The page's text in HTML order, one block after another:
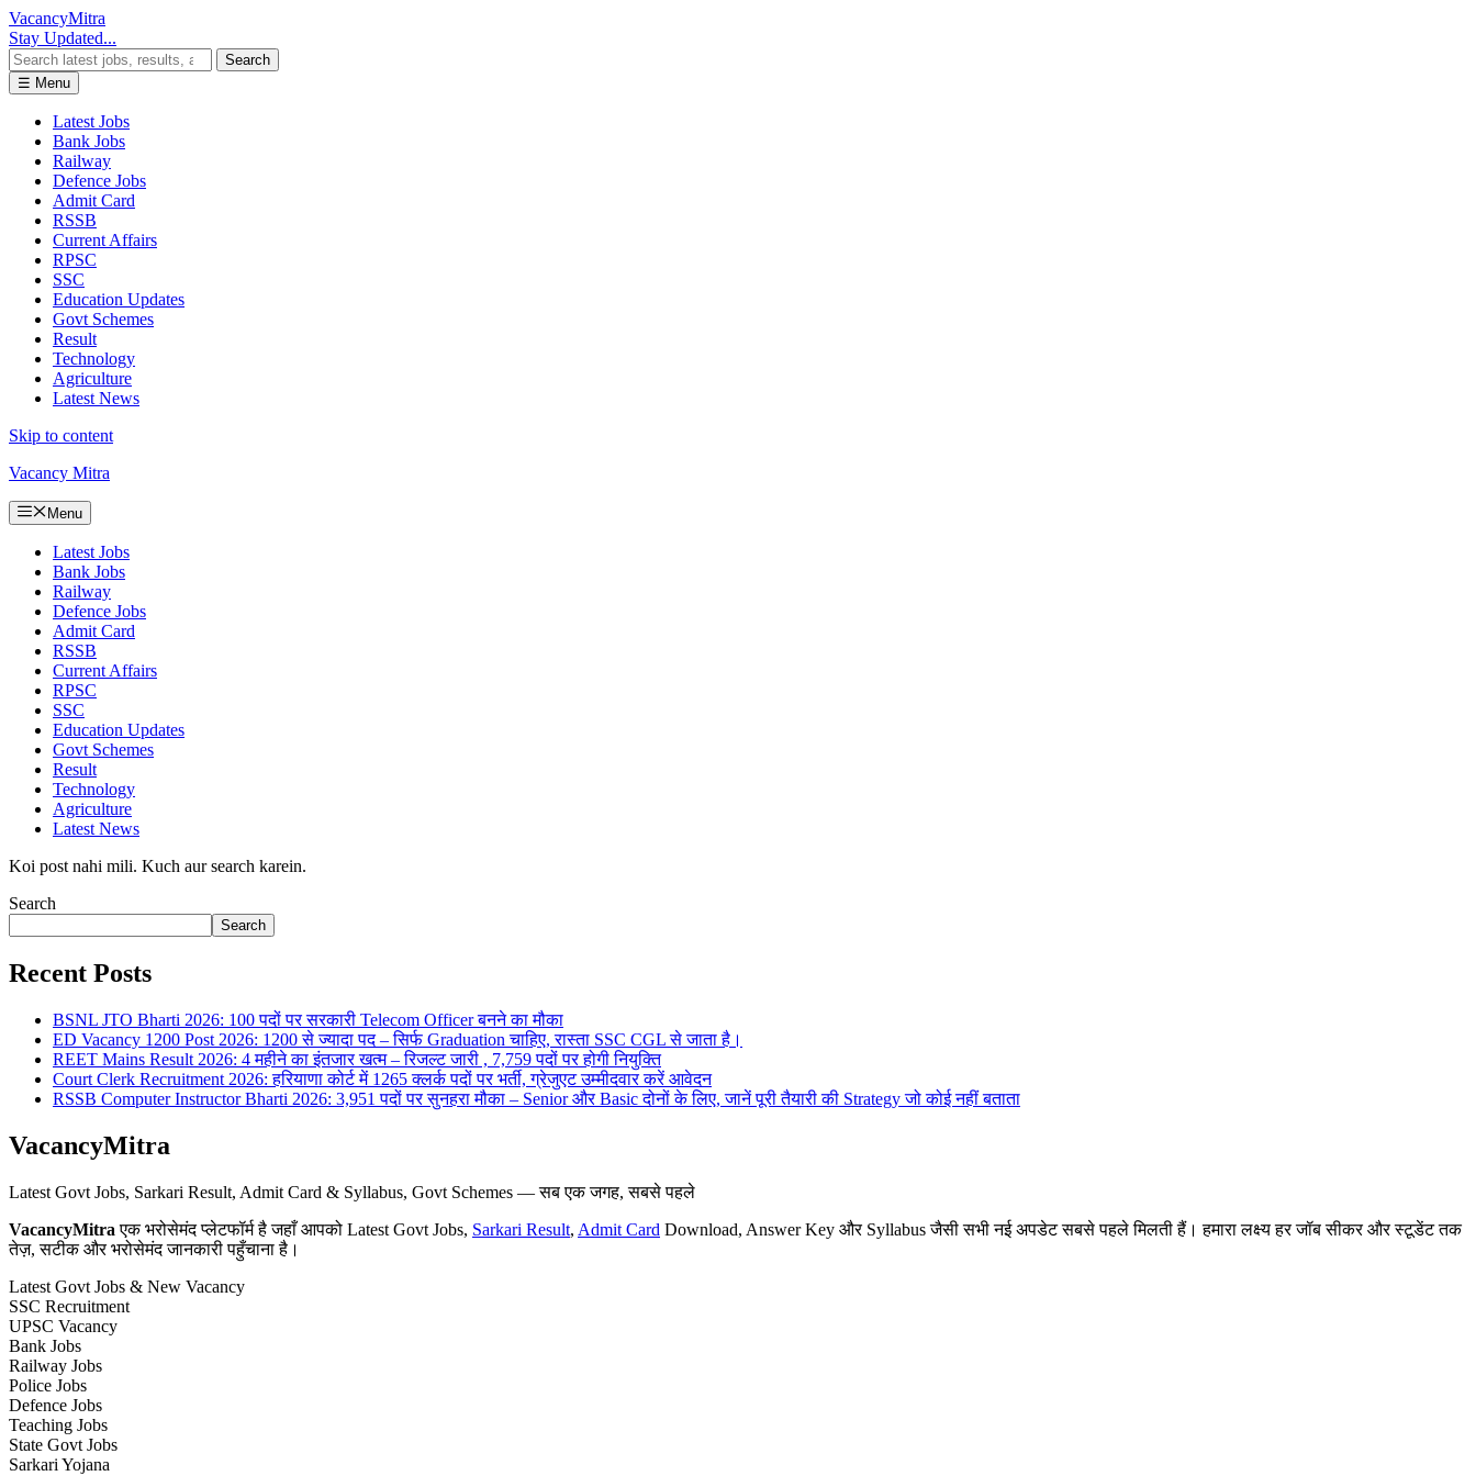
VacancyMitra
Stay Updated...
Search
☰ Menu
Latest Jobs
Bank Jobs
Railway
Defence Jobs
Admit Card
RSSB
Current Affairs
RPSC
SSC
Education Updates
Govt Schemes
Result
Technology
Agriculture
Latest News
Skip to content
Vacancy Mitra
Menu
Latest Jobs
Bank Jobs
Railway
Defence Jobs
Admit Card
RSSB
Current Affairs
RPSC
SSC
Education Updates
Govt Schemes
Result
Technology
Agriculture
Latest News
Koi post nahi mili. Kuch aur search karein.
Search
Search
Recent Posts
BSNL JTO Bharti 2026: 100 पदों पर सरकारी Telecom Officer बनने का मौका
ED Vacancy 1200 Post 2026: 1200 से ज्यादा पद – सिर्फ Graduation चाहिए, रास्ता SSC CGL से जाता है।
REET Mains Result 2026: 4 महीने का इंतजार खत्म – रिजल्ट जारी , 7,759 पदों पर होगी नियुक्ति
Court Clerk Recruitment 2026: हरियाणा कोर्ट में 1265 क्लर्क पदों पर भर्ती, ग्रेजुएट उम्मीदवार करें आवेदन
RSSB Computer Instructor Bharti 2026: 3,951 पदों पर सुनहरा मौका – Senior और Basic दोनों के लिए, जानें पूरी तैयारी की Strategy जो कोई नहीं बताता
VacancyMitra
Latest Govt Jobs, Sarkari Result, Admit Card & Syllabus, Govt Schemes — सब एक जगह, सबसे पहले
VacancyMitra एक भरोसेमंद प्लेटफॉर्म है जहाँ आपको Latest Govt Jobs, Sarkari Result, Admit Card Download, Answer Key और Syllabus जैसी सभी नई अपडेट सबसे पहले मिलती हैं। हमारा लक्ष्य हर जॉब सीकर और स्टूडेंट तक
तेज़, सटीक और भरोसेमंद जानकारी पहुँचाना है।
Latest Govt Jobs & New Vacancy
SSC Recruitment
UPSC Vacancy
Bank Jobs
Railway Jobs
Police Jobs
Defence Jobs
Teaching Jobs
State Govt Jobs
Sarkari Yojana